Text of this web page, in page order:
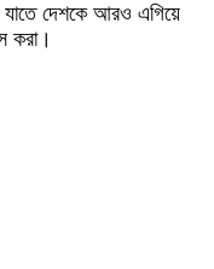
যাতে দেশকে আরও এগিয়ে
করা।